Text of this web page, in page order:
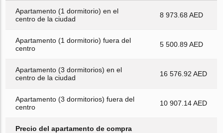
Apartamento (1 dormitorio) en el
centro de la ciudad
8 973.68 AED
Apartamento (1 dormitorio) fuera del
centro
5 500.89 AED
Apartamento (3 dormitorios) en el
centro de la ciudad
16 576.92 AED
Apartamento (3 dormitorios) fuera del
centro
10 907.14 AED
Precio del apartamento de compra